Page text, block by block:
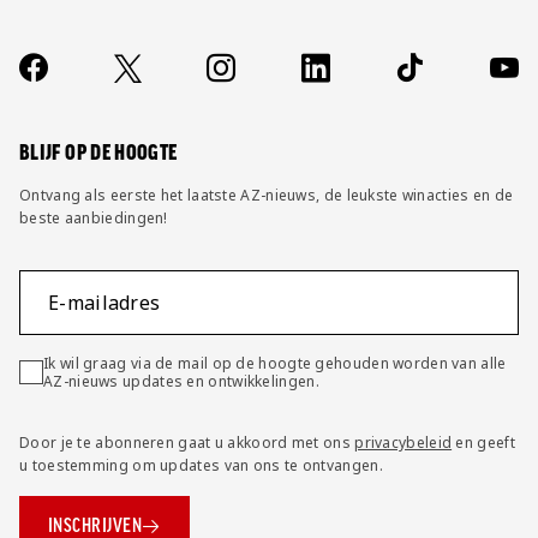
Contact
FAQ
Socials
https://www.facebook.com/AZAlkmaar
X Instagram LinkedIn TikTok
BLIJF OP DE HOOGTE
Ontvang als eerste het laatste AZ-nieuws, de leukste winacties en de
beste aanbiedingen!
E-mailadres
Ik wil graag via de mail op de hoogte gehouden worden van alle
AZ-nieuws updates en ontwikkelingen.
Door je te abonneren gaat u akkoord met onsprivacybeleid en geeft
u toestemming om updates van ons te ontvangen.
INSCHRIJVEN